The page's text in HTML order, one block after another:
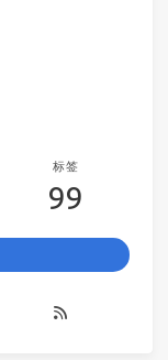
标签
99